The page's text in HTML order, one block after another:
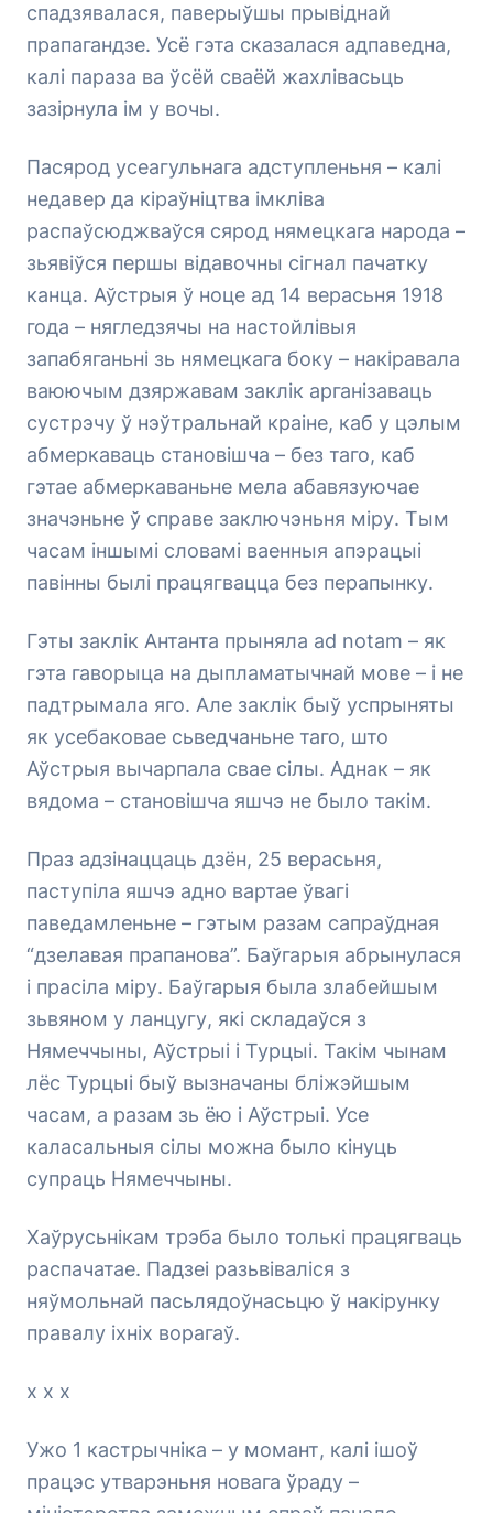
спадзявалася, паверыўшы прывіднай
прапагандзе. Усё гэта сказалася адпаведна,
калі параза ва ўсёй сваёй жахлівасьць
зазірнула ім у вочы.
Пасярод усеагульнага адступленьня – калі
недавер да кіраўніцтва імкліва
распаўсюджваўся сярод нямецкага народа –
зьявіўся першы відавочны сігнал пачатку
канца. Аўстрыя ў ноце ад 14 верасьня 1918
года – нягледзячы на настойлівыя
запабяганьні зь нямецкага боку – накіравала
ваюючым дзяржавам заклік арганізаваць
сустрэчу ў нэўтральнай краіне, каб у цэлым
абмеркаваць становішча – без таго, каб
гэтае абмеркаваньне мела абавязуючае
значэньне ў справе заключэньня міру. Тым
часам іншымі словамі ваенныя апэрацыі
павінны былі працягвацца без перапынку.
Гэты заклік Антанта прыняла ad notam – як
гэта гаворыца на дыпламатычнай мове – і не
падтрымала яго. Але заклік быў успрыняты
як усебаковае сьведчаньне таго, што
Аўстрыя вычарпала свае сілы. Аднак – як
вядома – становішча яшчэ не было такім.
Праз адзінаццаць дзён, 25 верасьня,
паступіла яшчэ адно вартае ўвагі
паведамленьне – гэтым разам сапраўдная
“дзелавая прапанова”. Баўгарыя абрынулася
і прасіла міру. Баўгарыя была злабейшым
зьвяном у ланцугу, які складаўся з
Нямеччыны, Аўстрыі і Турцыі. Такім чынам
лёс Турцыі быў вызначаны бліжэйшым
часам, а разам зь ёю і Аўстрыі. Усе
каласальныя сілы можна было кінуць
супраць Нямеччыны.
Хаўрусьнікам трэба было толькі працягваць
распачатае. Падзеі разьвіваліся з
няўмольнай пасьлядоўнасьцю ў накірунку
правалу іхніх ворагаў.
х х х
Ужо 1 кастрычніка – у момант, калі ішоў
працэс утварэньня новага ўраду –